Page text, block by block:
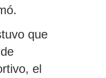
que
el